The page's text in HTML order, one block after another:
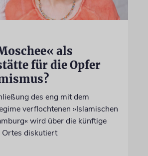
als
für die Opfer
des eng mit dem
verflochtenen »Islamischen
wird über die künftige
Ortes diskutiert